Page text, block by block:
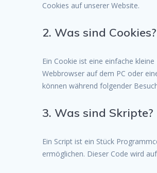
Cookies auf unserer Website.
2. Was sind Cookies?
Ein Cookie ist eine einfache
Webbrowser auf dem PC oder
können während folgender
3. Was sind Skripte?
Ein Script ist ein Stück
ermöglichen. Dieser Code wird